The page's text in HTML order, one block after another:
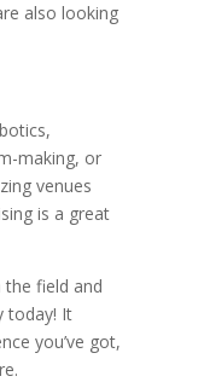
also looking
making, or
venues
is a great
field and
today! It
you’ve got,